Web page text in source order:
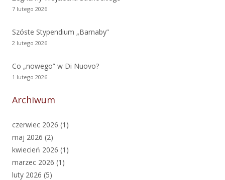
7 lutego 2026
Szóste Stypendium „Barnaby”
2 lutego 2026
Co „nowego” w Di Nuovo?
1 lutego 2026
Archiwum
czerwiec 2026 (1)
maj 2026 (2)
kwiecień 2026 (1)
marzec 2026 (1)
luty 2026 (5)